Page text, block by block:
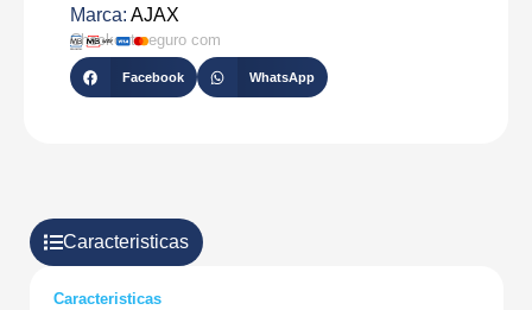
Marca: AJAX
Checkout seguro com
Facebook WhatsApp
Caracteristicas
Caracteristicas